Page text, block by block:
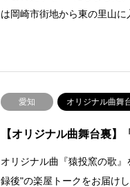
は岡崎市街地から東の里山
愛知 オリジナル曲舞
【オリジナル曲舞台裏】
オリジナル曲『猿投窯の歌
録後"の楽屋トークをお届け